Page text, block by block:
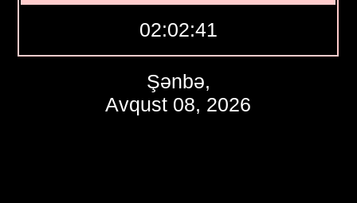
02:02:42
Şənbə,
Avqust 08, 2026